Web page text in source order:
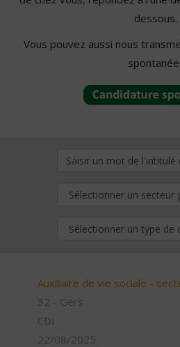
dessous.
Vous pouvez aussi nous
spontanée
Auxiliaire de vie sociale -
32 - Gers
CDI
22/08/2025